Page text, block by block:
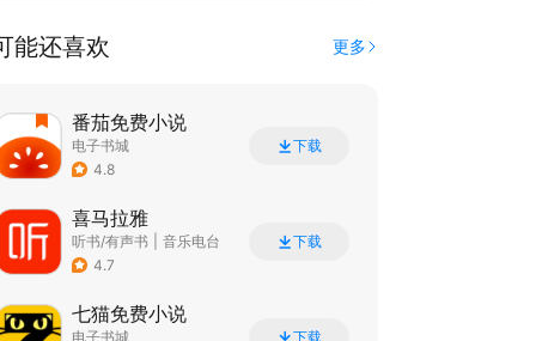
能还喜欢 更多
番茄免费小说
电子书城
4.8
下载
喜马拉雅
听书/有声书
音乐电台
4.7
下载
七猫免费小说
电子书城 下载